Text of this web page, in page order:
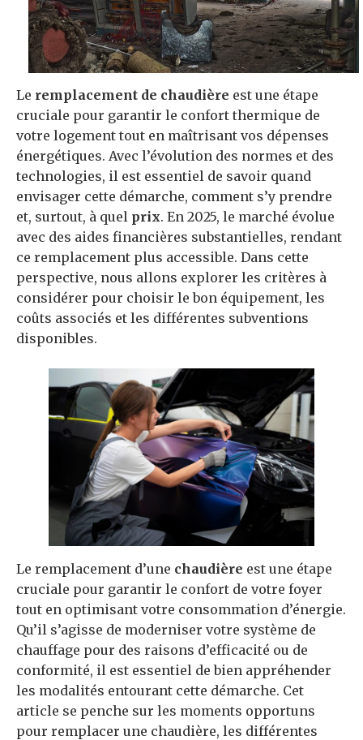
Le remplacement de chaudière est une étape
cruciale pour garantir le confort thermique de
votre logement tout en maîtrisant vos dépenses
énergétiques. Avec l’évolution des normes et des
technologies, il est essentiel de savoir quand
envisager cette démarche, comment s’y prendre
et, surtout, à quel prix. En 2025, le marché évolue
avec des aides financières substantielles, rendant
ce remplacement plus accessible. Dans cette
perspective, nous allons explorer les critères à
considérer pour choisir le bon équipement, les
coûts associés et les différentes subventions
disponibles.
Le remplacement d’une chaudière est une étape
cruciale pour garantir le confort de votre foyer
tout en optimisant votre consommation d’énergie.
Qu’il s’agisse de moderniser votre système de
chauffage pour des raisons d’efficacité ou de
conformité, il est essentiel de bien appréhender
les modalités entourant cette démarche. Cet
article se penche sur les moments opportuns
pour remplacer une chaudière, les différentes